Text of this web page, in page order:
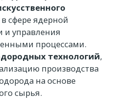
в сфере ядерной
и управления
процессами.
технологий,
производства
на основе
сырья.